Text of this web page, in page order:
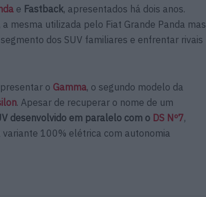
e Fastback, apresentados há dois anos.
a mesma utilizada pelo Fiat Grande Panda mas
dos SUV familiares e enfrentar rivais
o Gamma, o segundo modelo da
. Apesar de recuperar o nome de um
desenvolvido em paralelo com o DS Nº7,
100% elétrica com autonomia